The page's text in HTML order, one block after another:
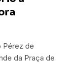
Pérez de
da Praça de